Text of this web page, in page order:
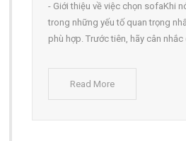
- Giới thiệu về việc chọn sofaKhi
trong những yếu tố quan trọng
phù hợp. Trước tiên, hãy cân
Read More